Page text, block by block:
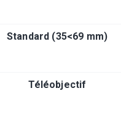
Standard (35<69 mm)
Téléobjectif